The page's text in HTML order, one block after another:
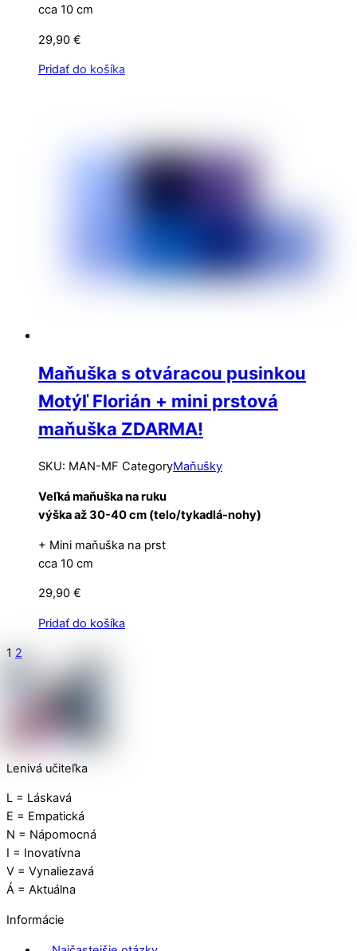
cca 10 cm
29,90 €
Pridať do košíka
Maňuška s otváracou pusinkou
Motýľ Florián + mini prstová
maňuška ZDARMA!
SKU: MAN-MF CategoryMaňušky
Veľká maňuška na ruku
výška až 30-40 cm (telo/tykadlá-nohy)
+ Mini maňuška na prst
cca 10 cm
29,90 €
Pridať do košíka
1 2
Lenivá učiteľka
L = Láskavá
E = Empatická
N = Nápomocná
I = Inovatívna
V = Vynaliezavá
Á = Aktuálna
Informácie